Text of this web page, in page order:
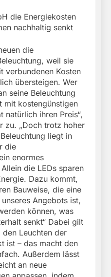
die Energiekosten
nachhaltig senkt
die
weil sie
verbundenen Kosten
übersteigen. Wer
seine Beleuchtung
mit kostengünstigen
natürlich ihren Preis“,
zu. „Doch trotz hoher
liegt in
die
enormes
die LEDs sparen
Dazu kommt,
Bauweise, die eine
Angebots ist,
können, was
senkt“ Dabei gilt
Leuchten der
ist – das macht den
Außerdem lässt
an neue